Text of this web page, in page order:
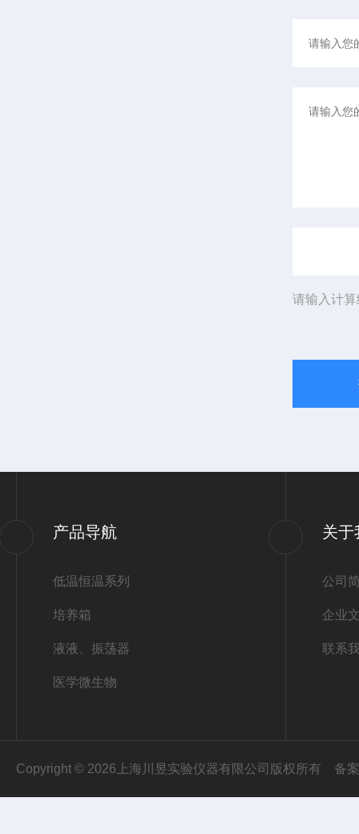
请输入计
产品导航
低温恒温系列
培养箱
液液、振荡器
医学微生物
关于
公司
企业
联系
Copyright © 2026上海川昱实验仪器有限公司版权所有 备